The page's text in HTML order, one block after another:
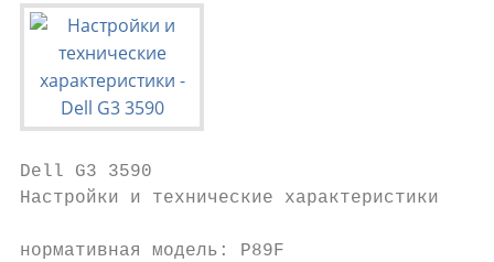
Dell G3 3590
Настройки и технические характеристики
нормативная модель: P89F